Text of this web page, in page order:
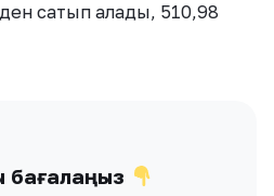
сатып алады, 510,98
бағалаңыз